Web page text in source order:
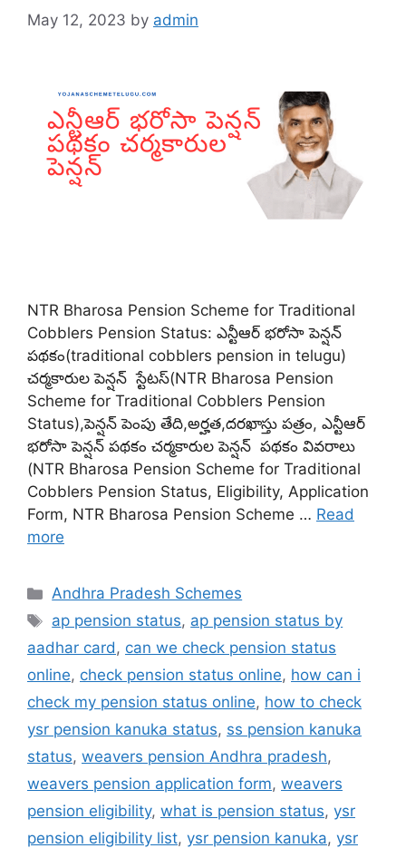
May 12, 2023 by admin
NTR Bharosa Pension Scheme for Traditional
Cobblers Pension Status: ఎన్టీఆర్ భరోసా పెన్షన్
పథకం(traditional cobblers pension in telugu)
చర్మకారుల పెన్షన్ స్టేటస్(NTR Bharosa Pension
Scheme for Traditional Cobblers Pension
Status),పెన్షన్ పెంపు తేది,అర్హత,దరఖాస్తు పత్రం, ఎన్టీఆర్
భరోసా పెన్షన్ పథకం చర్మకారుల పెన్షన్ పథకం వివరాలు
(NTR Bharosa Pension Scheme for Traditional
Cobblers Pension Status, Eligibility, Application
Form, NTR Bharosa Pension Scheme … Read
more
Categories
Andhra Pradesh Schemes
Tags
ap pension status, ap pension status by
aadhar card, can we check pension status
online, check pension status online, how can i
check my pension status online, how to check
ysr pension kanuka status, ss pension kanuka
status, weavers pension Andhra pradesh,
weavers pension application form, weavers
pension eligibility, what is pension status, ysr
pension eligibility list, ysr pension kanuka, ysr